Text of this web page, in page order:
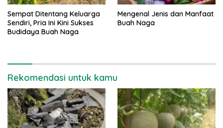
Sempat Ditentang Keluarga
Sendiri, Pria Ini Kini Sukses
Budidaya Buah Naga
Mengenal Jenis dan Manfaat
Buah Naga
Rekomendasi untuk kamu